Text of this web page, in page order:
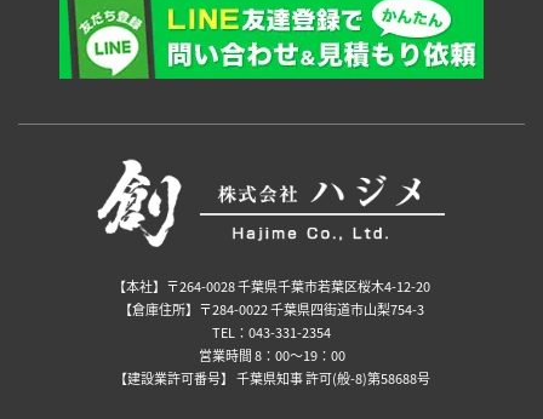
【本社】〒264-0028 千葉県千葉市若葉区桜木4-12-20
【倉庫住所】〒284-0022 千葉県四街道市山梨754-3
TEL：043-331-2354
営業時間 8：00～19：00
【建設業許可番号】 千葉県知事 許可(般-8)第58688号